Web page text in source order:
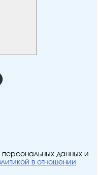
данных и
в отношении